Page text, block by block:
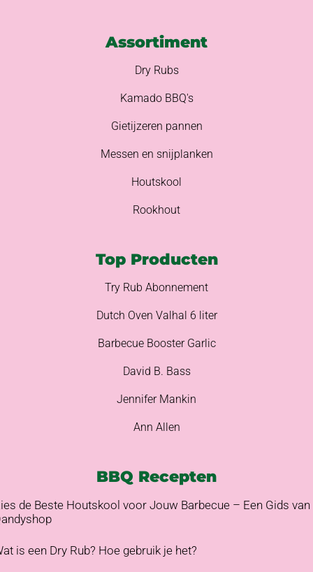
Assortiment
Dry Rubs
Kamado BBQ's
Gietijzeren pannen
Messen en snijplanken
Houtskool
Rookhout
Top Producten
Try Rub Abonnement
Dutch Oven Valhal 6 liter
Barbecue Booster Garlic
David B. Bass
Jennifer Mankin
Ann Allen
BBQ Recepten
de Beste Houtskool voor Jouw Barbecue – Een Gids van
is een Dry Rub? Hoe gebruik je het?